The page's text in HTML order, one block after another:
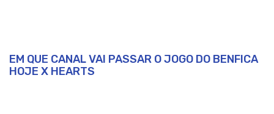
EM QUE CANAL VAI PASSAR O JOGO DO BENFICA
HOJE X HEARTS